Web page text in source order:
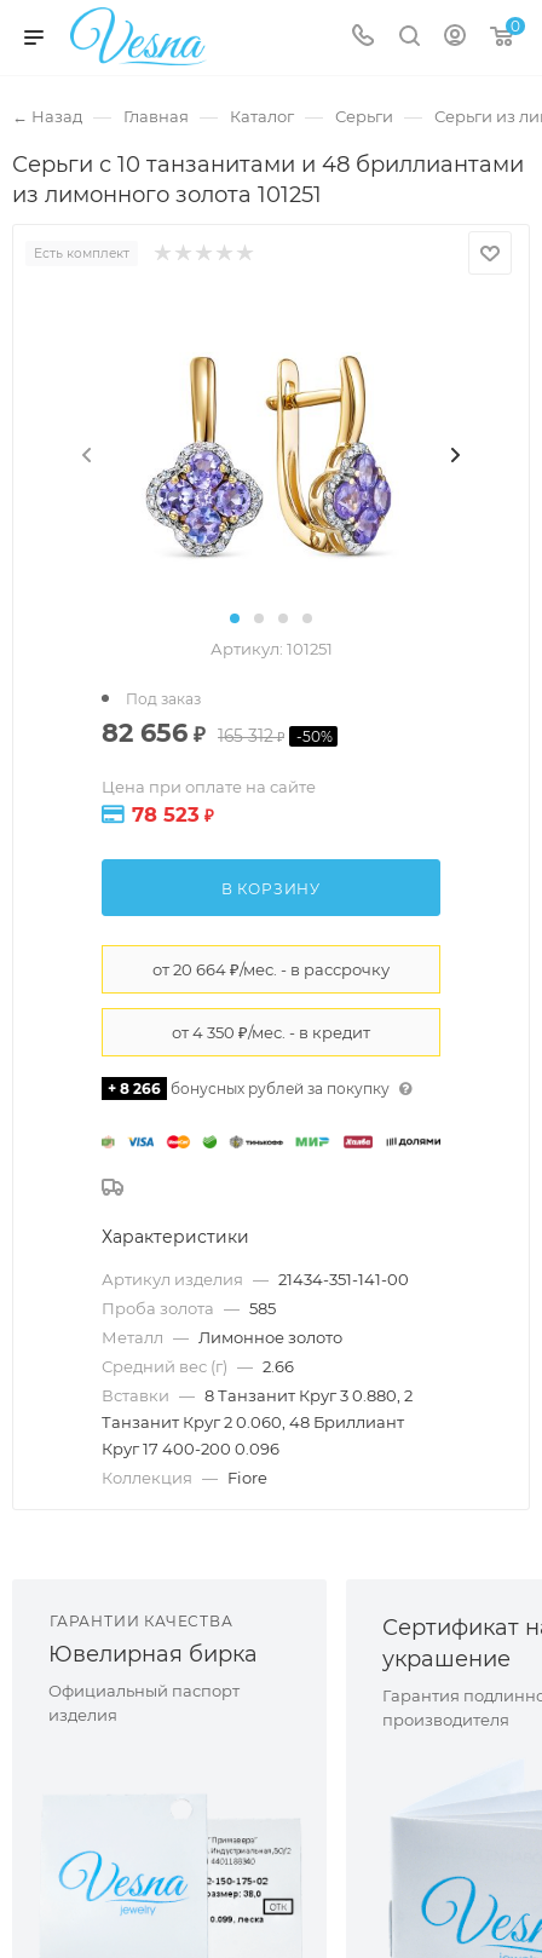
0
← Назад — Главная — Каталог — Серьги — Серьги из
Серьги с 10 танзанитами и 48 бриллиантами
из лимонного золота 101251
Есть комплект
Артикул: 101251
82 656 ₽ 165 312₽ -50%
Цена при оплате на сайте
78 523 ₽
Под заказ
В КОРЗИНУ
+ 8 266 бонусных рублей за покупку
Характеристики
Артикул изделия — 21434-351-141-00
Проба золота — 585
Металл — Лимонное золото
Средний вес (г) — 2.66
Вставки — 8 Танзанит Круг 3 0.880, 2
Танзанит Круг 2 0.060, 48 Бриллиант
Круг 17 400-200 0.096
Коллекция — Fiore
ГАРАНТИИ КАЧЕСТВА
Ювелирная бирка
Официальный паспорт
изделия
Сертификат
украшение
Гарантия
производителя